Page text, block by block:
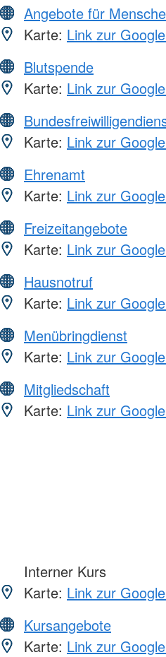
Angebote für
Karte: Link zur
Blutspende
Karte: Link zur
Karte: Link zur
Ehrenamt
Karte: Link zur
Freizeitangebote
Karte: Link zur
Hausnotruf
Karte: Link zur
Menübringdienst
Karte: Link zur
Mitgliedschaft
Karte: Link zur
Interner Kurs
Karte: Link zur
Kursangebote
Karte: Link zur